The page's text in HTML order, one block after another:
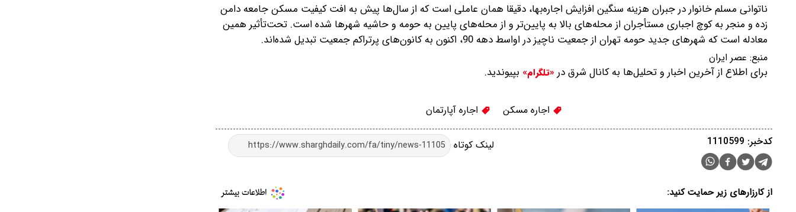
ناتوانی مسلم خانوار در جبران هزینه سنگین افزایش اجاره‌بها، دقیقا همان عاملی است که از سال‌ها پیش به افت کیفیت مسکن جامعه دامن
زده و منجر به کوچ اجباری مستأجران از محله‌های بالا به پایین‌تر و از محله‌های پایین به حومه و حاشیه شهرها شده است. ‌تحت‌تأثیر همین
معادله است که شهرهای جدید حومه تهران از جمعیت ناچیز در اواسط دهه 90، اکنون به کانون‌های پرتراکم جمعیت تبدیل شده‌اند.
منبع: عصر ایران
برای اطلاع از آخرین اخبار و تحلیل‌ها به کانال شرق در «تلگرام» بپیوندید.
اجاره مسکن اجاره آپارتمان
لینک کوتاه کدخبر: 1110599
از کارزارهای زیر حمایت کنید: